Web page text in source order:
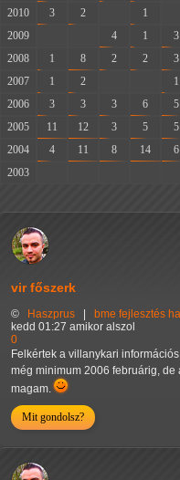
2010
3 2 1
2009
4 1 3
2008
1 8 2 2 3
2007
1 2 1
2006
3 3 3 6 5
2005
11 12 3 5 5
2004
4 11 8 14 6
2003
vir főszerk
© Haszprus bme fejlesztés
kedd 01:27 amikor alszol
0
Felkértek a villanykari
még minimum 2006 februárig,
magam.
Mit gondolsz?